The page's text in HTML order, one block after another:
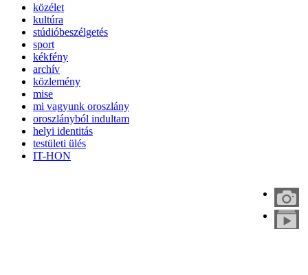
közélet
kultúra
stúdióbeszélgetés
sport
kékfény
archív
közlemény
mise
mi vagyunk oroszlány
oroszlányból indultam
helyi identitás
testületi ülés
IT-HON